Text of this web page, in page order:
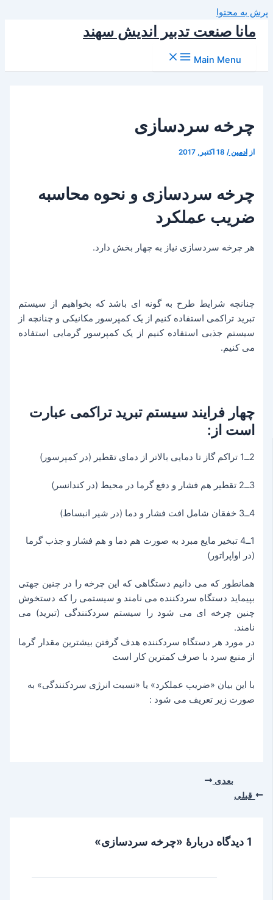
پرش به محتوا
مانا صنعت تدبیر اندیش سهند
Main Menu
چرخه سردسازی
از ادمین/ 18 اکتبر, 2017
چرخه سردسازی و نحوه محاسبه
ضریب عملکرد
هر چرخه سردسازی نیاز به چهار بخش دارد.
چنانچه شرایط طرح به گونه ای باشد که بخواهیم از سیستم
تبرید تراکمی استفاده کنیم از یک کمپرسور مکانیکی و چنانچه از
سیستم جذبی استفاده کنیم از یک کمپرسور گرمایی استفاده
می کنیم.
چهار فرایند سیستم تبرید تراکمی عبارت
است از:
2ــ1 تراکم گاز تا دمایی بالاتر از دمای تقطیر (در کمپرسور)
3ــ2 تقطیر هم فشار و دفع گرما در محیط (در کندانسر)
4ــ3 خفقان شامل افت فشار و دما (در شیر انبساط)
1ــ4 تبخیر مایع مبرد به صورت هم دما و هم فشار و جذب گرما
(در اواپراتور)
همانطور که می دانیم دستگاهی که این چرخه را در چنین جهتی
بپیماید دستگاه سردکننده می نامند و سیستمی را که دستخوش
چنین چرخه ای می شود را سیستم سردکنندگی (تبرید) می
نامند.
در مورد هر دستگاه سردکننده هدف گرفتن بیشترین مقدار گرما
از منبع سرد با صرف کمترین کار است
با این بیان «ضریب عملکرد» یا «نسبت انرژی سردکنندگی» به
صورت زیر تعریف می شود :
قبلی
بعدی
1 دیدگاه دربارهٔ «چرخه سردسازی»